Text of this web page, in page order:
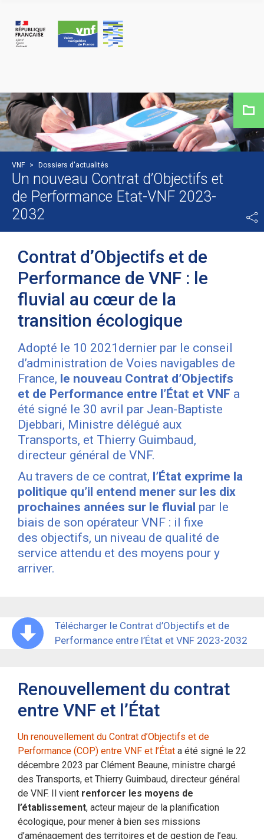
VNF > Dossiers d'actualités
Un nouveau Contrat d’Objectifs et
de Performance Etat-VNF 2023-
2032
Contrat d’Objectifs et de
Performance de VNF : le
fluvial au cœur de la
transition écologique
Adopté le 10 2021dernier par le conseil
d’administration de Voies navigables de
France, le nouveau Contrat d’Objectifs
et de Performance entre l’État et VNF a
été signé le 30 avril par Jean-Baptiste
Djebbari, Ministre délégué aux
Transports, et Thierry Guimbaud,
directeur général de VNF.
Au travers de ce contrat, l’État exprime la
politique qu’il entend mener sur les dix
prochaines années sur le fluvial par le
biais de son opérateur VNF : il fixe
des objectifs, un niveau de qualité de
service attendu et des moyens pour y
arriver.
Télécharger le Contrat d’Objectifs et de
Performance entre l’État et VNF 2023-2032
Renouvellement du contrat
entre VNF et l’État
Un renouvellement du Contrat d’Objectifs et de
Performance (COP) entre VNF et l’État a été signé le 22
décembre 2023 par Clément Beaune, ministre chargé
des Transports, et Thierry Guimbaud, directeur général
de VNF. Il vient renforcer les moyens de
l’établissement, acteur majeur de la planification
écologique, pour mener à bien ses missions
d’aménagement des territoires et de gestion de l’eau.